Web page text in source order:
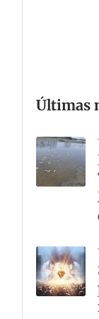
Últimas